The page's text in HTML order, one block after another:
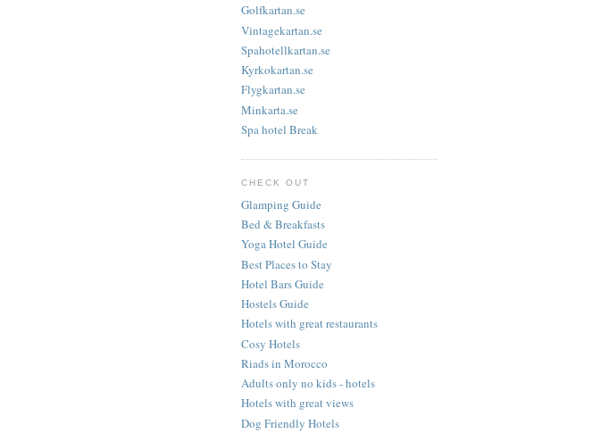
Golfkartan.se
Vintagekartan.se
Spahotellkartan.se
Kyrkokartan.se
Flygkartan.se
Minkarta.se
Spa hotel Break
CHECK OUT
Glamping Guide
Bed & Breakfasts
Yoga Hotel Guide
Best Places to Stay
Hotel Bars Guide
Hostels Guide
Hotels with great restaurants
Cosy Hotels
Riads in Morocco
Adults only no kids - hotels
Hotels with great views
Dog Friendly Hotels